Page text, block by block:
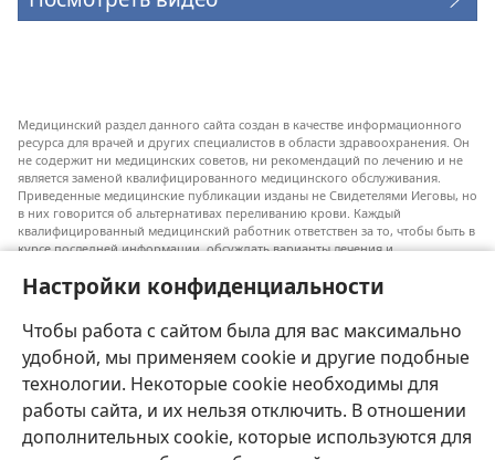
Настройки конфиденциальности
Чтобы работа с сайтом была для вас максимально
удобной, мы применяем cookie и другие подобные
технологии. Некоторые cookie необходимы для
работы сайта, и их нельзя отключить. В отношении
дополнительных cookie, которые используются для
Медицинский раздел данного сайта создан в качестве информационного
ресурса для врачей и других специалистов в области здравоохранения. Он
не содержит ни медицинских советов, ни рекомендаций по лечению и не
является заменой квалифицированного медицинского обслуживания.
Приведенные медицинские публикации изданы не Свидетелями Иеговы, но
в них говорится об альтернативах переливанию крови. Каждый
квалифицированный медицинский работник ответствен за то, чтобы быть в
курсе последней информации, обсуждать варианты лечения и
с их состоянием, желаниями, ценностями и религиозными взглядами.
Не все перечисленные методы лечения подходят для каждого пациента.
Для пациентов. Всегда обращайтесь к врачу или другому
квалифицированному медицинскому работнику по вопросам, связанным с
вашим состоянием здоровья или методами лечения. Если вы заболели,
проконсультируйтесь с врачом.
Использование данного сайта определяется «Условиями использования».